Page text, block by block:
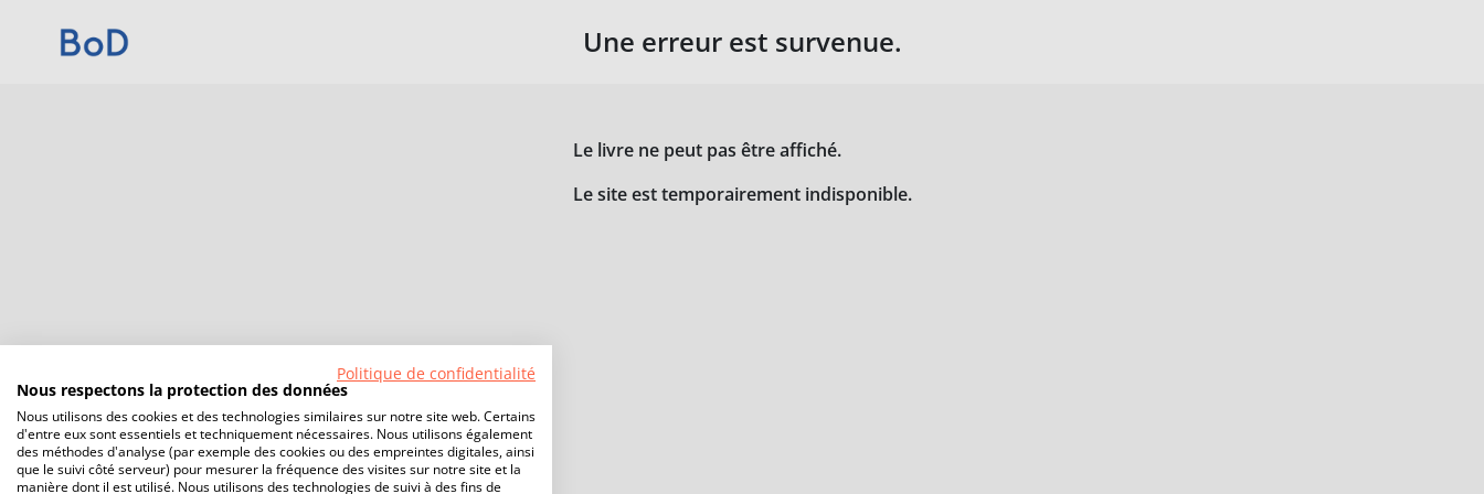
Une erreur est survenue.
Le livre ne peut pas être affiché.
Le site est temporairement indisponible.
Politique de confidentialité
Nous respectons la protection des données
Nous utilisons des cookies et des technologies similaires sur notre site web. Certains
d'entre eux sont essentiels et techniquement nécessaires. Nous utilisons également
des méthodes d'analyse (par exemple des cookies ou des empreintes digitales, ainsi
que le suivi côté serveur) pour mesurer la fréquence des visites sur notre site et la
manière dont il est utilisé. Nous utilisons des technologies de suivi à des fins de